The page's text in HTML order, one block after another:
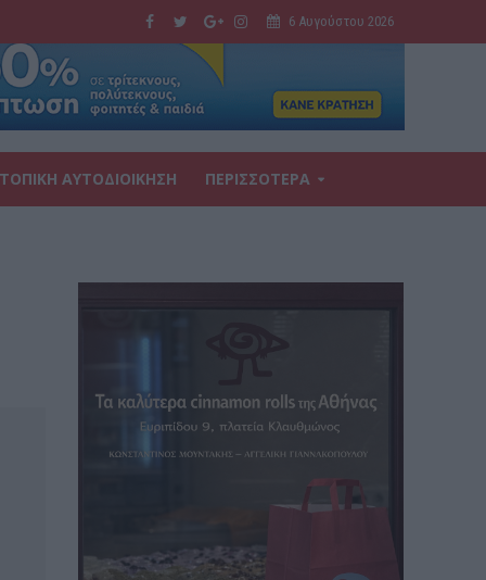
6 Αυγούστου 2026
ΑΥΤΟΔΙΟΙΚΗΣΗ ΠΕΡΙΣΣΟΤΕΡΑ